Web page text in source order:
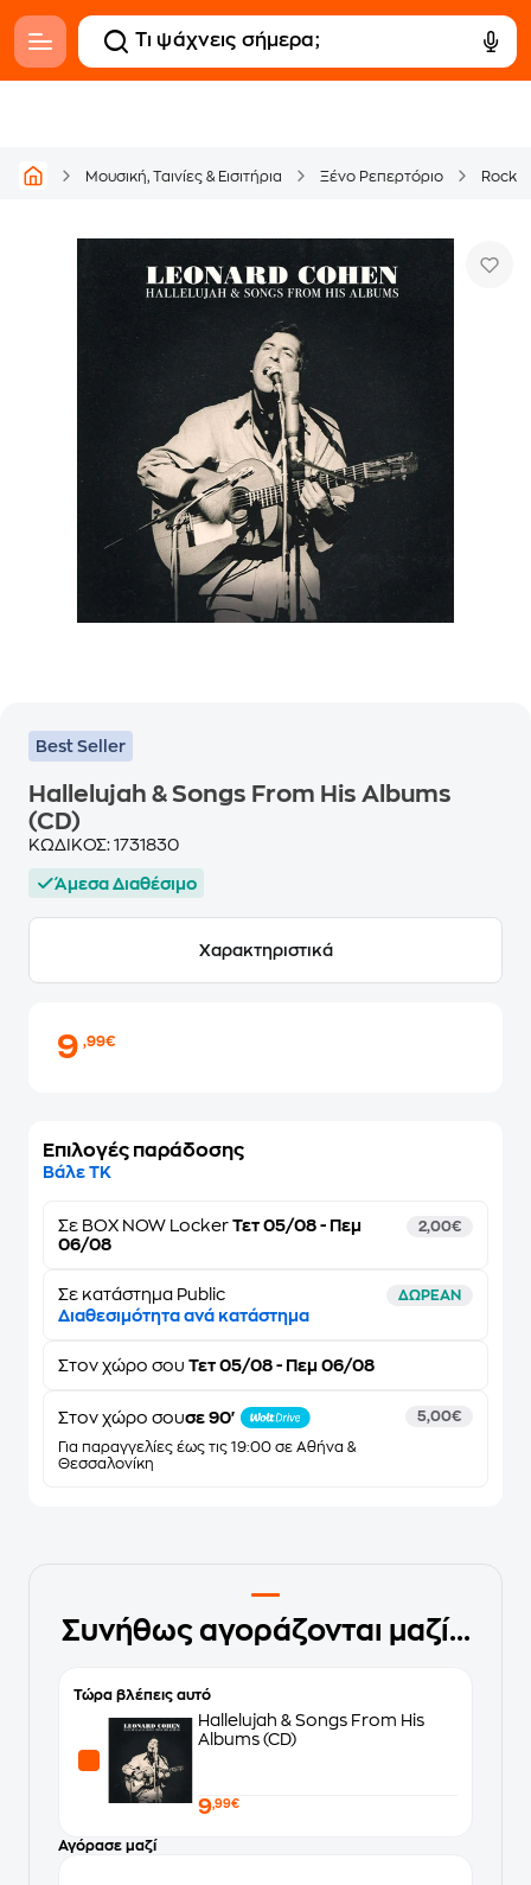
Μουσική, Ταινίες & Εισιτήρια Ξένο Ρεπερτόριο Rock
Best Seller
Hallelujah & Songs From His Albums
(CD)
ΚΩΔΙΚΟΣ: 1731830
Άμεσα Διαθέσιμο
Χαρακτηριστικά
9,99€
Επιλογές παράδοσης
Βάλε ΤΚ
Σε BOX NOW Locker Τετ 05/08 - Πεμ
06/08
2,00€
Σε κατάστημα Public ΔΩΡΕΑΝ
Διαθεσιμότητα ανά κατάστημα
Στον χώρο σου Τετ 05/08 - Πεμ 06/08
Στον χώρο σουσε 90'
Για παραγγελίες έως τις 19:00 σε Αθήνα &
Θεσσαλονίκη
5,00€
Συνήθως αγοράζονται μαζί...
Τώρα βλέπεις αυτό
Hallelujah & Songs From His
Albums (CD)
9,99€
Αγόρασε μαζί